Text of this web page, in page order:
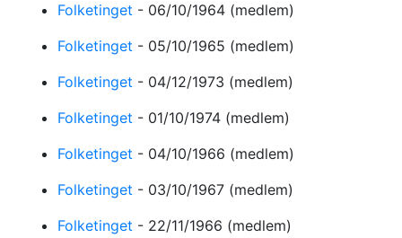
Folketinget - 06/10/1964 (medlem)
Folketinget - 05/10/1965 (medlem)
Folketinget - 04/12/1973 (medlem)
Folketinget - 01/10/1974 (medlem)
Folketinget - 04/10/1966 (medlem)
Folketinget - 03/10/1967 (medlem)
Folketinget - 22/11/1966 (medlem)